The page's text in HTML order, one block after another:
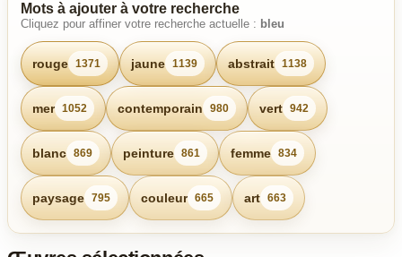
Mots à ajouter à votre recherche
Cliquez pour affiner votre recherche actuelle : bleu
rouge 1371 jaune 1139 abstrait 1138
mer 1052 contemporain 980 vert 942
blanc 869 peinture 861 femme 834
paysage 795 couleur 665 art 663